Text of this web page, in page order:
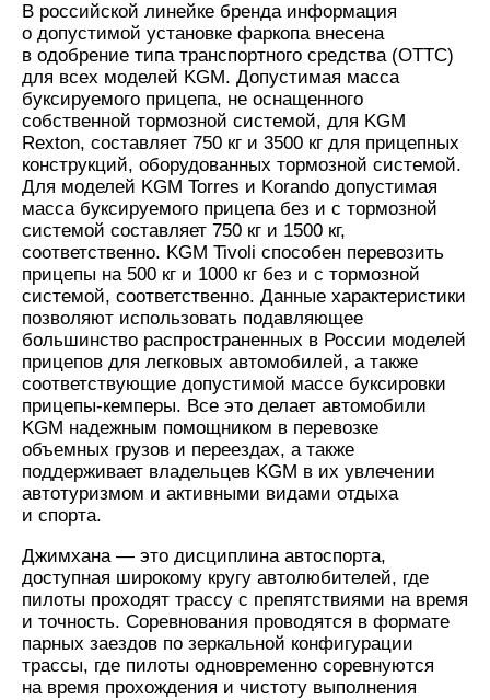
В российской линейке бренда информация
о допустимой установке фаркопа внесена
в одобрение типа транспортного средства (ОТТС)
для всех моделей KGM. Допустимая масса
буксируемого прицепа, не оснащенного
собственной тормозной системой, для KGM
Rexton, составляет 750 кг и 3500 кг для прицепных
конструкций, оборудованных тормозной системой.
Для моделей KGM Torres и Korando допустимая
масса буксируемого прицепа без и с тормозной
системой составляет 750 кг и 1500 кг,
соответственно. KGM Tivoli способен перевозить
прицепы на 500 кг и 1000 кг без и с тормозной
системой, соответственно. Данные характеристики
позволяют использовать подавляющее
большинство распространенных в России моделей
прицепов для легковых автомобилей, а также
соответствующие допустимой массе буксировки
прицепы-кемперы. Все это делает автомобили
KGM надежным помощником в перевозке
объемных грузов и переездах, а также
поддерживает владельцев KGM в их увлечении
автотуризмом и активными видами отдыха
и спорта.
Джимхана — это дисциплина автоспорта,
доступная широкому кругу автолюбителей, где
пилоты проходят трассу с препятствиями на время
и точность. Соревнования проводятся в формате
парных заездов по зеркальной конфигурации
трассы, где пилоты одновременно соревнуются
на время прохождения и чистоту выполнения